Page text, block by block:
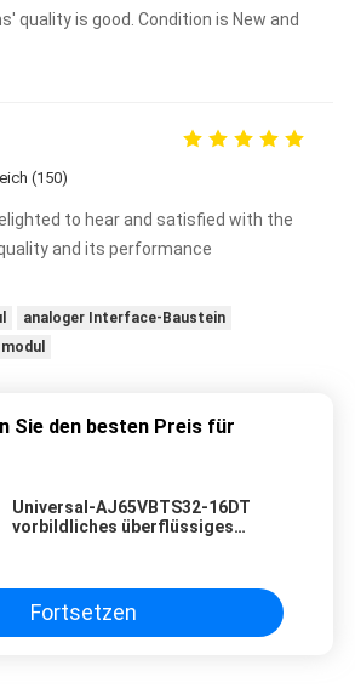
quality is good. Condition is New and
(150)
to hear and satisfied with the
and its performance
analoger Interface-Baustein
Sie den besten Preis für
Universal-AJ65VBTS32-16DT
vorbildliches überflüssiges
Fortsetzen